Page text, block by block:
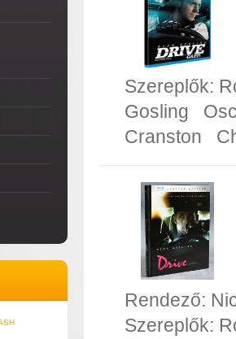
Szereplők:
Gosling
Cranston
Rendező:
Szereplők: